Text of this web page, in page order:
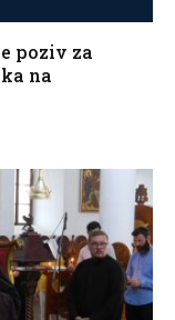
poziv za
na